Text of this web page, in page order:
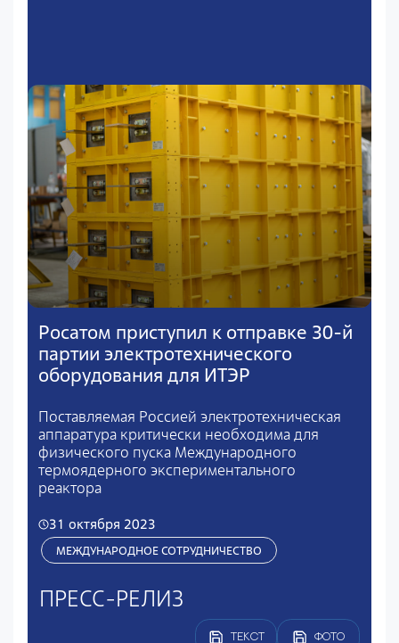
Росатом приступил к отправке 30-й
партии электротехнического
оборудования для ИТЭР
Поставляемая Россией электротехническая
аппаратура критически необходима для
физического пуска Международного
термоядерного экспериментального
реактора
31 октября 2023
МЕЖДУНАРОДНОЕ СОТРУДНИЧЕСТВО
ПРЕСС-РЕЛИЗ
ТЕКСТ ФОТО